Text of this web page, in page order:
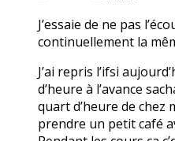
J’essaie de ne pas
continuellement la
J’ai repris l’ifsi
d’heure à l’avance
quart d’heure de chez
prendre un petit café